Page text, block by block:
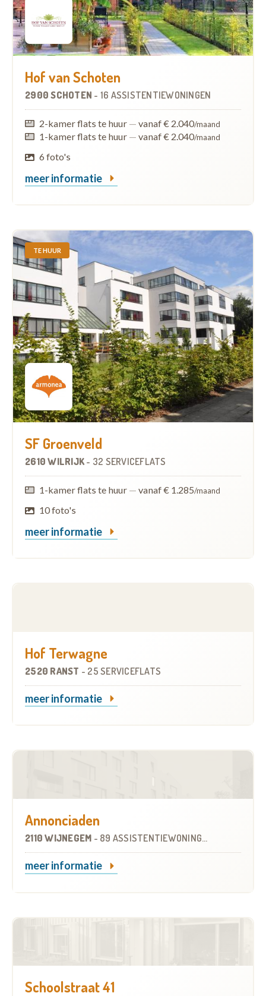
Hof van Schoten
2900 SCHOTEN - 16 ASSISTENTIEWONINGEN
2-kamer flats te huur — vanaf € 2.040/maand
1-kamer flats te huur — vanaf € 2.040/maand
6 foto's
meer informatie
TE HUUR
SF Groenveld
2610 WILRIJK- 32 SERVICEFLATS
1-kamer flats te huur — vanaf € 1.285/maand
10 foto's
meer informatie
Hof Terwagne
2520 RANST - 25 SERVICEFLATS
meer informatie
Annonciaden
2110 WIJNEGEM - 89 ASSISTENTIEWONINGEN
meer informatie
Schoolstraat 41